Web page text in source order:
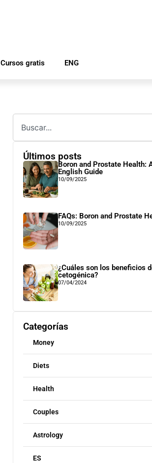
Cursos gratis ENG
Últimos posts
Boron and Prostate Health:
English Guide
10/09/2025
FAQs: Boron and Prostate
10/09/2025
¿Cuáles son los beneficios
cetogénica?
07/04/2024
Categorías
Money
Diets
Health
Couples
Astrology
ES